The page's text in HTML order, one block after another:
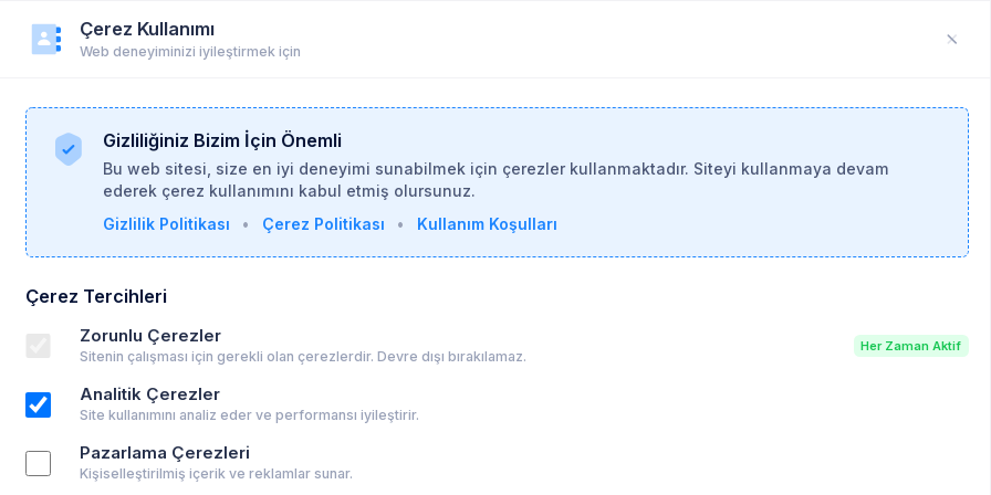
Duyurular Yardım
Psikoloji Ağı
Profil Linki
Mesleki Bilgiler
Çerez Kullanımı
Web deneyiminizi iyileştirmek için
Gizliliğiniz Bizim İçin Önemli
Bu web sitesi, size en iyi deneyimi sunabilmek için çerezler kullanmaktadır. Siteyi kullanmaya devam
ederek çerez kullanımını kabul etmiş olursunuz.
Gizlilik Politikası
• Çerez Politikası • Kullanım Koşulları
Çerez Tercihleri
Zorunlu Çerezler
Sitenin çalışması için gerekli olan çerezlerdir. Devre dışı bırakılamaz.
Her Zaman Aktif
Analitik Çerezler
Site kullanımını analiz eder ve performansı iyileştirir.
Pazarlama Çerezleri
Kişiselleştirilmiş içerik ve reklamlar sunar.